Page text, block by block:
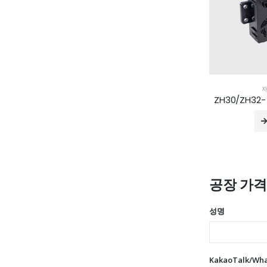
공장 가
성명
KakaoTalk/